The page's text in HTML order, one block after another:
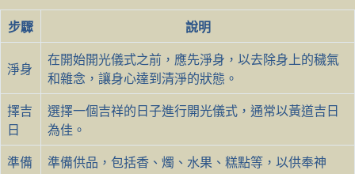
步驟 說明
淨身
在開始開光儀式之前，應先淨身，以去除身上的穢氣
和雜念，讓身心達到清淨的狀態。
擇吉
日
選擇一個吉祥的日子進行開光儀式，通常以黃道吉日
為佳。
準備
準備供品，包括香、燭、水果、糕點等，以供奉神